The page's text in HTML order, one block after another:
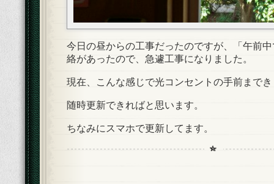
今日の昼からの工事だったのですが、「午前
絡があったので、急遽工事になりました。
現在、こんな感じで光コンセントの手前まで
随時更新できればと思います。
ちなみにスマホで更新してます。